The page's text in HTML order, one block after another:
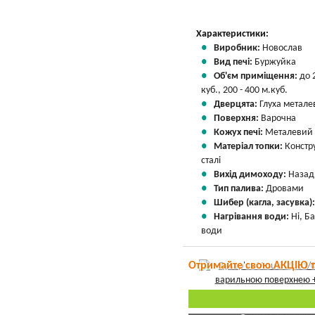
Характеристики:
Виробник: Новослав
Вид печі: Буржуйка
Об'єм приміщення: до
куб., 200 - 400 м.куб.
Дверцята: Глуха
Поверхня: Варочна
Кожух печі: Металевий
Матеріал топки:
сталі
Вихід димоходу: Назад
Тип палива: Дровами
Шибер (кагла,
Нагрівання води: Ні,
води
Отримайте свою АКЦІЮ